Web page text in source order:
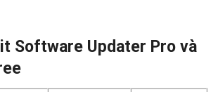
Software Updater Pro và